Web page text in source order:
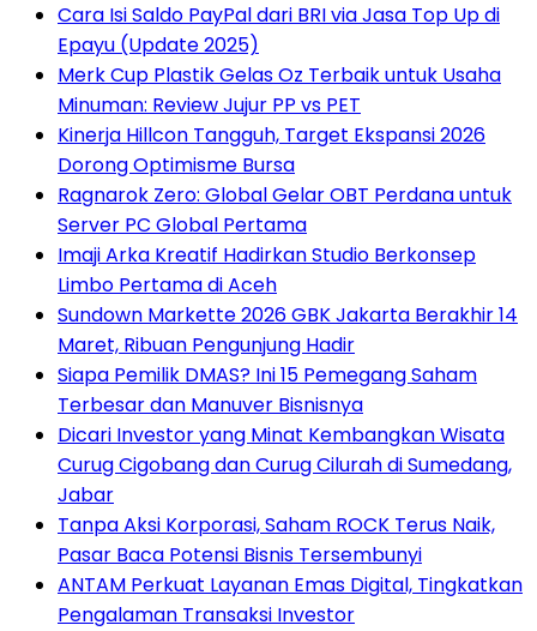
Cara Isi Saldo PayPal dari BRI via Jasa Top Up di
Epayu (Update 2025)
Merk Cup Plastik Gelas Oz Terbaik untuk Usaha
Minuman: Review Jujur PP vs PET
Kinerja Hillcon Tangguh, Target Ekspansi 2026
Dorong Optimisme Bursa
Ragnarok Zero: Global Gelar OBT Perdana untuk
Server PC Global Pertama
Imaji Arka Kreatif Hadirkan Studio Berkonsep
Limbo Pertama di Aceh
Sundown Markette 2026 GBK Jakarta Berakhir 14
Maret, Ribuan Pengunjung Hadir
Siapa Pemilik DMAS? Ini 15 Pemegang Saham
Terbesar dan Manuver Bisnisnya
Dicari Investor yang Minat Kembangkan Wisata
Curug Cigobang dan Curug Cilurah di Sumedang,
Jabar
Tanpa Aksi Korporasi, Saham ROCK Terus Naik,
Pasar Baca Potensi Bisnis Tersembunyi
ANTAM Perkuat Layanan Emas Digital, Tingkatkan
Pengalaman Transaksi Investor